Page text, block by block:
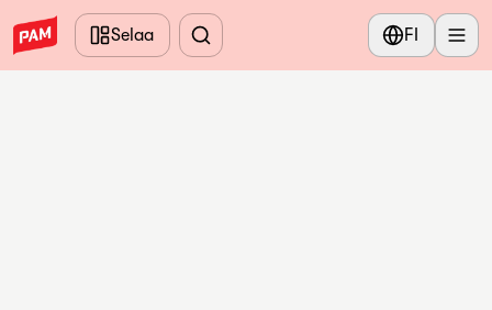
Siirry pääsisältöön
Selaa
FI